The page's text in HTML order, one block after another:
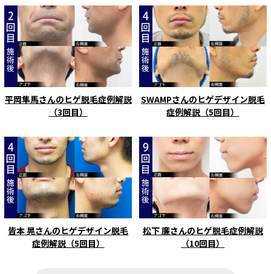
平岡隼馬さんのヒゲ脱毛症例解説
（3回目）
SWAMPさんのヒゲデザイン脱毛
症例解説（5回目）
皆本 晃さんのヒゲデザイン脱毛
症例解説（5回目）
松下 廉さんのヒゲ脱毛症例解説
（10回目）